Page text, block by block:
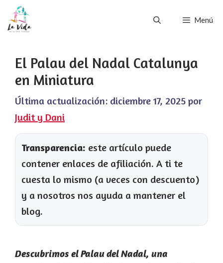
Saltar
Menú
El Palau del Nadal Catalunya
en Miniatura
Última actualización: diciembre 17, 2025 por
Judit y Dani
Transparencia: este artículo puede
contener enlaces de afiliación. A ti te
cuesta lo mismo (a veces con descuento)
y a nosotros nos ayuda a mantener el
blog.
Descubrimos el Palau del Nadal, una